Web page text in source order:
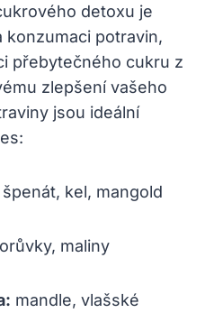
detoxu je
konzumaci potravin,
přebytečného cukru z
zlepšení vašeho
jsou ideální
špenát, kel, mangold
maliny
mandle, vlašské